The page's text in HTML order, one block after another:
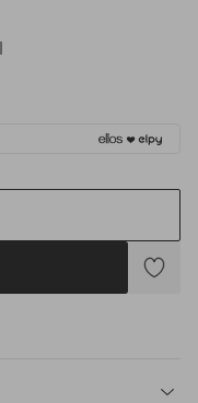
Lisää